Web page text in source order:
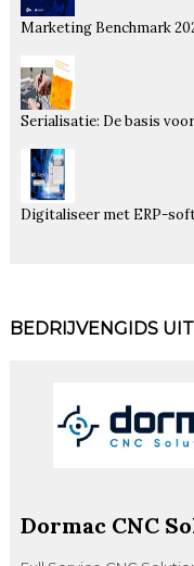
Marketing Benchmark
Serialisatie: De basis
Digitaliseer met ERP-
BEDRIJVENGIDS
Dormac CNC